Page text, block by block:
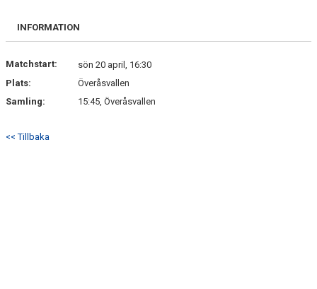
BILDGALLERI
KONTAKT
INFORMATION
Matchstart:
sön 20 april, 16:30
Plats:
Överåsvallen
Samling:
15:45, Överåsvallen
<< Tillbaka